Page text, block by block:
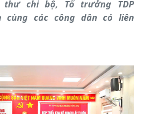
thư chi bộ, Tổ trưởng TDP
cùng các công dân có liên